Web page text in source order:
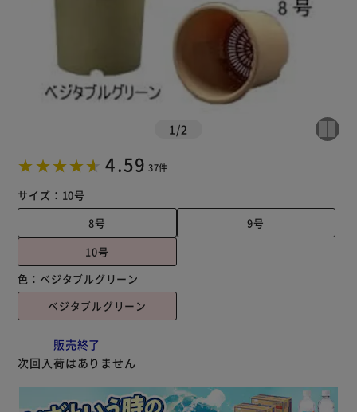
1 /2
4.59 37件
サイズ： 10号
8号
9号
10号
色： ベジタブルグリーン
ベジタブルグリーン
販売終了
次回入荷はありません